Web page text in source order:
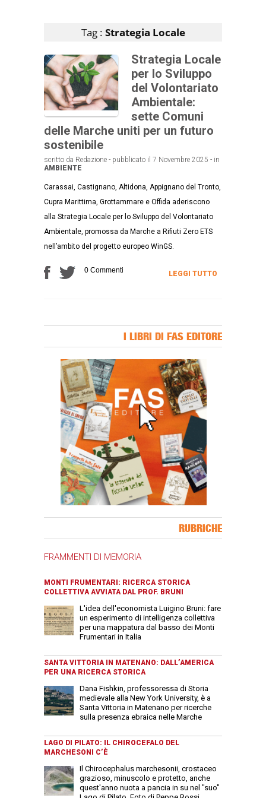
Tag : Strategia Locale
Strategia Locale
per lo Sviluppo
del Volontariato
Ambientale:
sette Comuni
delle Marche uniti per un futuro
sostenibile
scritto da Redazione - pubblicato il 7 Novembre 2025 - in
AMBIENTE
Carassai, Castignano, Altidona, Appignano del Tronto,
Cupra Marittima, Grottammare e Offida aderiscono
alla Strategia Locale per lo Sviluppo del Volontariato
Ambientale, promossa da Marche a Rifiuti Zero ETS
nell’ambito del progetto europeo WinGS.
0 Commenti LEGGI TUTTO
I LIBRI DI FAS EDITORE
RUBRICHE
FRAMMENTI DI MEMORIA
MONTI FRUMENTARI: RICERCA STORICA
COLLETTIVA AVVIATA DAL PROF. BRUNI
L'idea dell'economista Luigino Bruni: fare
un esperimento di intelligenza collettiva
per una mappatura dal basso dei Monti
Frumentari in Italia
SANTA VITTORIA IN MATENANO: DALL’AMERICA
PER UNA RICERCA STORICA
Dana Fishkin, professoressa di Storia
medievale alla New York University, è a
Santa Vittoria in Matenano per ricerche
sulla presenza ebraica nelle Marche
LAGO DI PILATO: IL CHIROCEFALO DEL
MARCHESONI C’È
Il Chirocephalus marchesonii, crostaceo
grazioso, minuscolo e protetto, anche
quest'anno nuota a pancia in su nel "suo"